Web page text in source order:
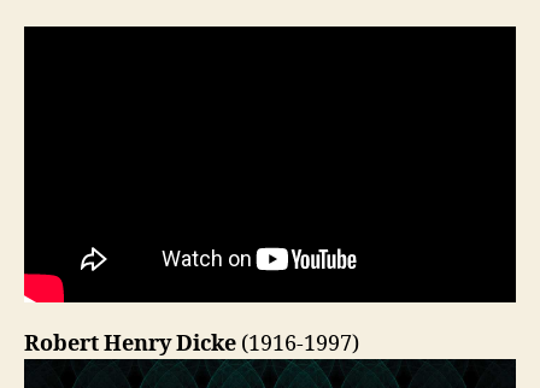
Robert Henry Dicke (1916-1997)